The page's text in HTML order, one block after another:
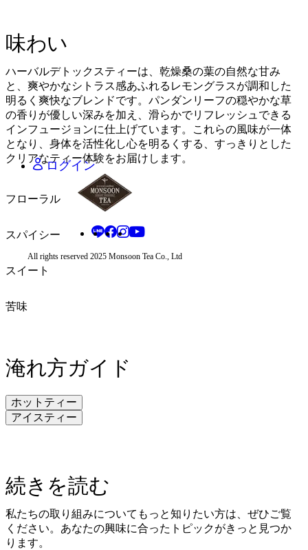
日本語 - JA
中国語 - ZH
タイ・バーツ - THB
中国人民元 - CNY
日本円 - JPY
ログイン
All rights reserved 2025 Monsoon Tea Co., Ltd
味わい
ハーバルデトックスティーは、乾燥桑の葉の自然な甘み
と、爽やかなシトラス感あふれるレモングラスが調和した
明るく爽快なブレンドです。パンダンリーフの穏やかな草
の香りが優しい深みを加え、滑らかでリフレッシュできる
インフュージョンに仕上げています。これらの風味が一体
となり、身体を活性化し心を明るくする、すっきりとした
クリアなティー体験をお届けします。
フローラル
スパイシー
スイート
苦味
淹れ方ガイド
ホットティー
2. お湯の温度は95度が適温です。
3. 茶葉を2〜3分間浸してください。時間になったら茶葉は
取り除きます。飲みながら茶葉を浸すのはおすすめしませ
ん。
4. おいしいお菓子と一緒にお召し上がりください。
アイスティー
1.お湯200mlあたり茶葉4gを使用してください。
2. お湯の温度は95度が適温です。
3. 茶葉を2〜3分間浸してください。
4. お好みで氷を加えてください。
5. おいしいお茶菓子と一緒にどうぞ。
続きを読む
私たちの取り組みについてもっと知りたい方は、ぜひご覧
ください。あなたの興味に合ったトピックがきっと見つか
ります。